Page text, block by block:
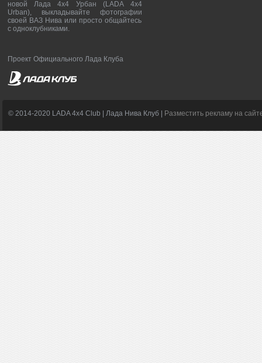
новой Лада 4х4 Урбан (LADA 4x4
Urban), выкладывайте фотографии
своей ВАЗ Нива или просто общайтесь
с одноклубниками.
Проект Официального Лада Клуба
© 2014-2020 LADA 4x4 Club | Лада Нива Клуб | Разместить рекламу на